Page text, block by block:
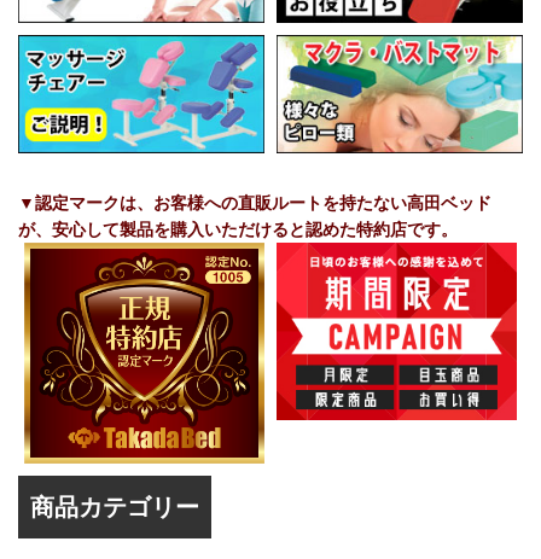
▼認定マークは、お客様への直販ルートを持たない高田ベッド
が、安心して製品を購入いただけると認めた特約店です。
商品カテゴリー